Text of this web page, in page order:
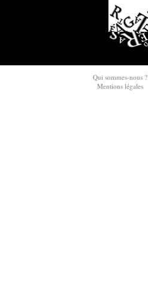
Qui sommes-nous ?
Mentions légales